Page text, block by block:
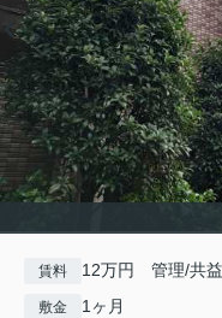
賃料 12万円 管理/共
敷金 1ヶ月